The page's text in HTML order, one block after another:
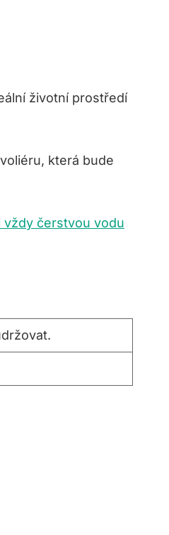
životní prostředí
která bude
vždy čerstvou vodu